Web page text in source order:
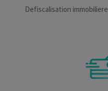
Defiscalisation immobiliere